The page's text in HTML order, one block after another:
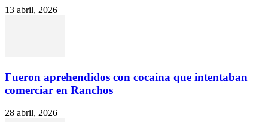
13 abril, 2026
Fueron aprehendidos con cocaína que intentaban
comerciar en Ranchos
28 abril, 2026